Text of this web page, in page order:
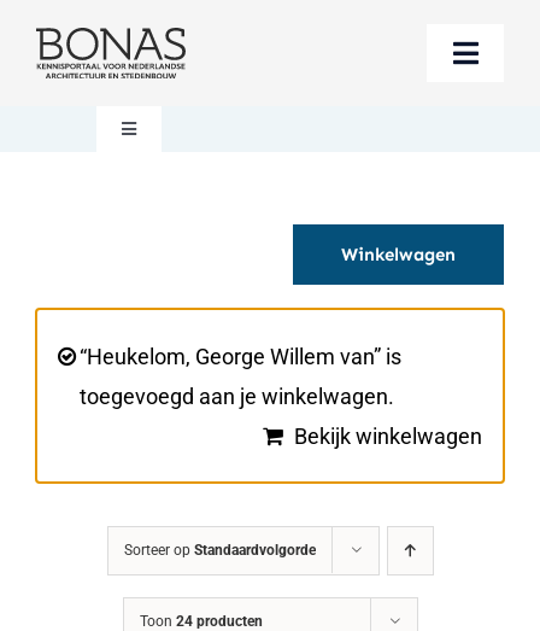
naar
Toggle
Berichten
Steun BONAS
Toggle
Winkelwagen
Winkelwagen
“Heukelom, George Willem van” is
toegevoegd aan je winkelwagen.
Bekijk winkelwagen
Sorteer op Standaardvolgorde
Toon 24 producten